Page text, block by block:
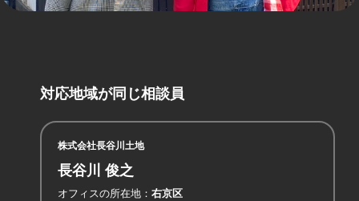
対応地域が同じ相談員
株式会社長谷川土地
長谷川 俊之
オフィスの所在地 右京区